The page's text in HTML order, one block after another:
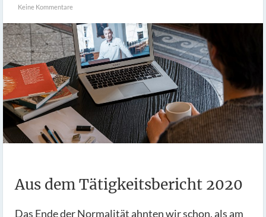
Keine Kommentare
Aus dem Tätigkeitsbericht 2020
Das Ende der Normalität ahnten wir schon, als am